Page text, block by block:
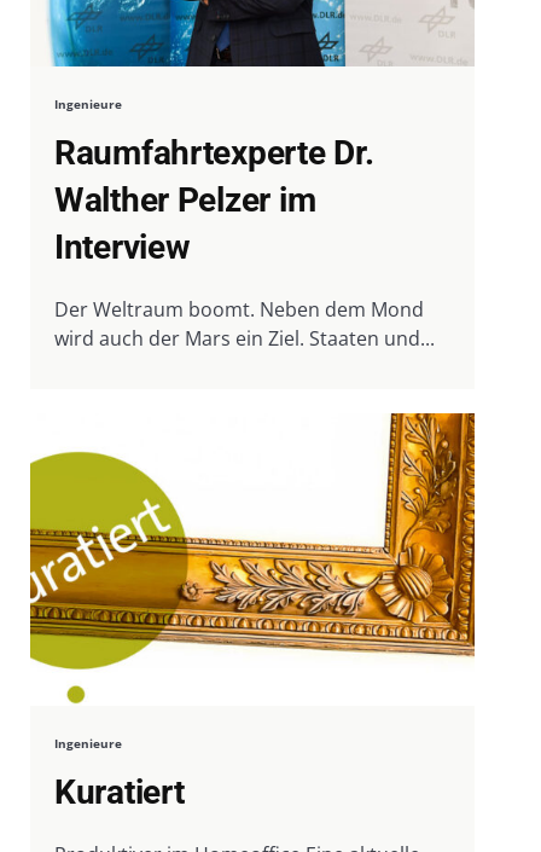
Ingenieure
Raumfahrtexperte Dr.
Walther Pelzer im
Interview
Der Weltraum boomt. Neben dem Mond
wird auch der Mars ein Ziel. Staaten und...
Ingenieure
Kuratiert